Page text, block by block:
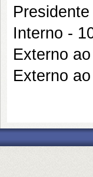
Interno -
Externo
Externo